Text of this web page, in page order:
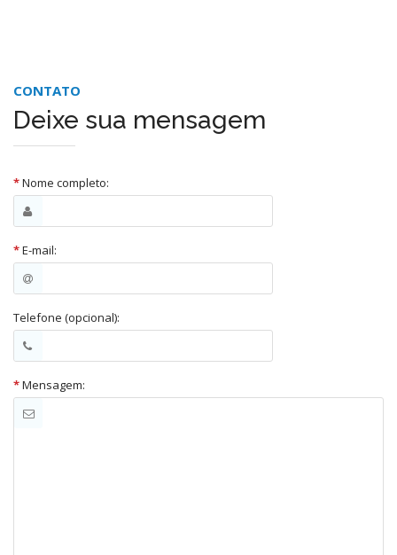
CONTATO
Deixe sua mensagem
*Nome completo:
*E-mail:
Telefone (opcional):
*Mensagem: